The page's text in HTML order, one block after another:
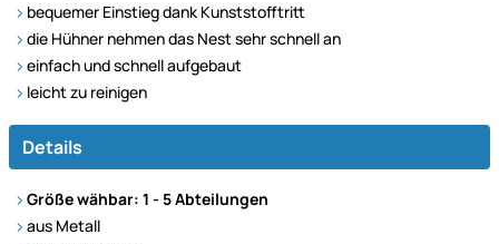
bequemer Einstieg dank Kunststofftritt
die Hühner nehmen das Nest sehr schnell an
einfach und schnell aufgebaut
leicht zu reinigen
Details
Größe wähbar: 1 - 5 Abteilungen
aus Metall